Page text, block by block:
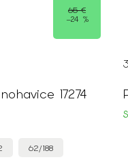
65 €
–24 %
17274
62/188